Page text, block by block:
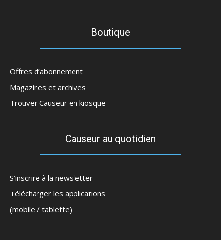
Boutique
Offres d’abonnement
Magazines et archives
Trouver Causeur en kiosque
Causeur au quotidien
S’inscrire à la newsletter
Télécharger les applications
(mobile / tablette)